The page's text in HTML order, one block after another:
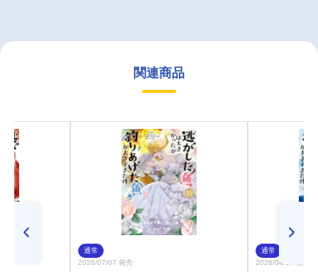
関連商品
通常
2026/07/07 発売
通常
2026/04/07 発売